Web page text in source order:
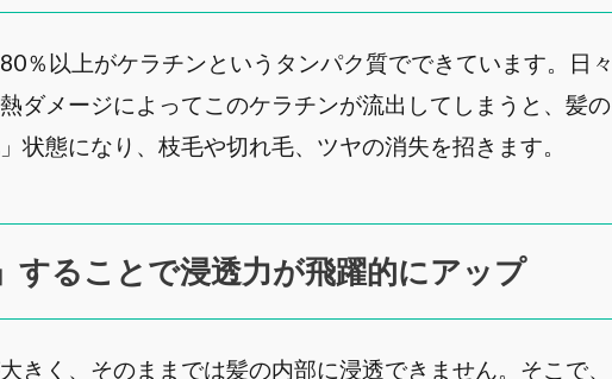
％以上がケラチンというタンパク質でできています。日々
ダメージによってこのケラチンが流出してしまうと、髪の
状態になり、枝毛や切れ毛、ツヤの消失を招きます。
することで浸透力が飛躍的にアップ
きく、そのままでは髪の内部に浸透できません。そこで、